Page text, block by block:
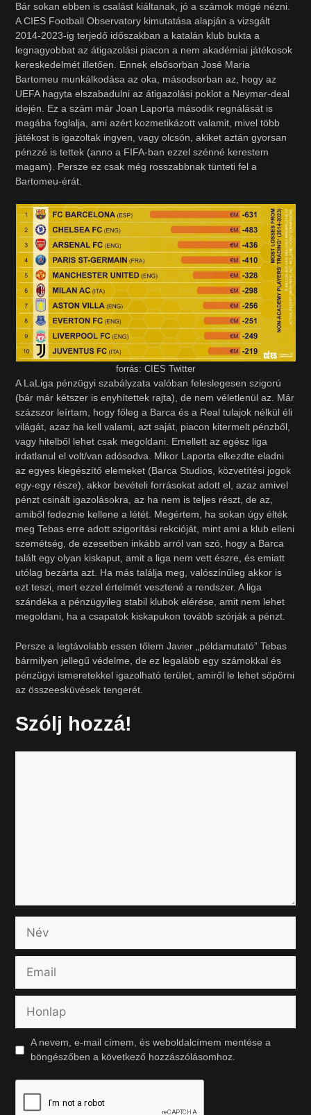
Bár sokan ebben is csalást kiáltanak, jó a számok mögé nézni.
A CIES Football Observatory kimutatása alapján a vizsgált
2014-2023-ig terjedő időszakban a katalán klub bukta a
legnagyobbat az átigazolási piacon a nem akadémiai játékosok
kereskedelmét illetően. Ennek elsősorban José Maria
Bartomeu munkálkodása az oka, másodsorban az, hogy az
UEFA hagyta elszabadulni az átigazolási poklot a Neymar-deal
idején. Ez a szám már Joan Laporta második regnálását is
magába foglalja, ami azért kozmetikázott valamit, mivel több
játékost is igazoltak ingyen, vagy olcsón, akiket aztán gyorsan
pénzzé is tettek (anno a FIFA-ban ezzel szénné kerestem
magam). Persze ez csak még rosszabbnak tünteti fel a
Bartomeu-érát.
forrás: CIES Twitter
A LaLiga pénzügyi szabályzata valóban feleslegesen szigorú
(bár már kétszer is enyhítettek rajta), de nem véletlenül az. Már
százszor leírtam, hogy főleg a Barca és a Real tulajok nélkül éli
világát, azaz ha kell valami, azt saját, piacon kitermelt pénzből,
vagy hitelből lehet csak megoldani. Emellett az egész liga
irdatlanul el volt/van adósodva. Mikor Laporta elkezdte eladni
az egyes kiegészítő elemeket (Barca Studios, közvetítési jogok
egy-egy része), akkor bevételi forrásokat adott el, azaz amivel
pénzt csinált igazolásokra, az ha nem is teljes részt, de az,
amiből fedeznie kellene a létét. Megértem, ha sokan úgy élték
meg Tebas erre adott szigorítási rekcióját, mint ami a klub elleni
szemétség, de ezesetben inkább arról van szó, hogy a Barca
talált egy olyan kiskaput, amit a liga nem vett észre, és emiatt
utólag bezárta azt. Ha más találja meg, valószínűleg akkor is
ezt teszi, mert ezzel értelmét vesztené a rendszer. A liga
szándéka a pénzügyileg stabil klubok elérése, amit nem lehet
megoldani, ha a csapatok kiskapukon tovább szórják a pénzt.
Persze a legtávolabb essen tőlem Javier „példamutató” Tebas
bármilyen jellegű védelme, de ez legalább egy számokkal és
pénzügyi ismeretekkel igazolható terület, amiről le lehet söpörni
az összeesküvések tengerét.
Szólj hozzá!
A nevem, e-mail címem, és weboldalcímem mentése a
böngészőben a következő hozzászólásomhoz.